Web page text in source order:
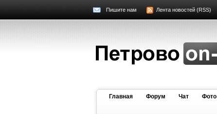
Пишите нам Лента новостей (RSS)
Главная Форум Чат Фото